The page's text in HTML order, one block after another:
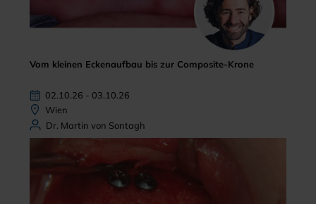
Vom kleinen Eckenaufbau bis zur Composite-Krone
02.10.26 - 03.10.26
Wien
Dr. Martin von Sontagh